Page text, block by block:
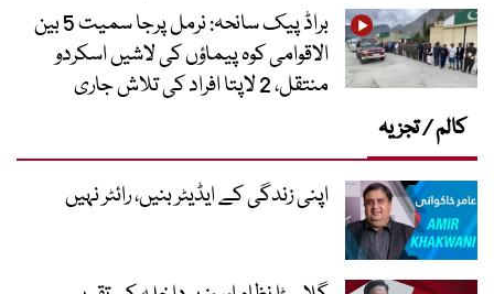
براڈ پیک سانحہ: نرمل پرجا سمیت 5 بین
الاقوامی کوہ پیماؤں کی لاشیں اسکردو
منتقل، 2 لاپتا افراد کی تلاش جاری
کالم / تجزیہ
اپنی زندگی کے ایڈیٹر بنیں، رائٹر نہیں